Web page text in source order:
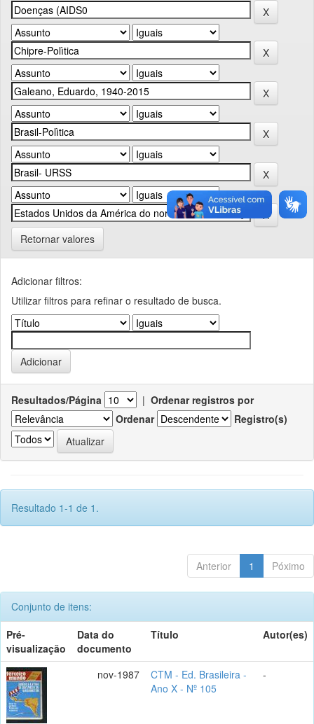
Retornar valores
Adicionar filtros:
Utilizar filtros para refinar o resultado de busca.
Resultados/Página | Ordenar registros por
Ordenar
Registro(s)
Resultado 1-1 de 1.
Anterior 1 Póximo
Conjunto de itens:
Pré-
visualização
Data do
documento
Título Autor(es)
nov-1987
CTM - Ed. Brasileira -
Ano X - Nº 105
-